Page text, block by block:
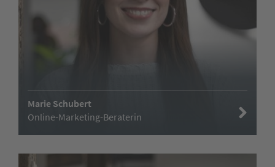
Marie Schubert
Online-Marketing-Beraterin